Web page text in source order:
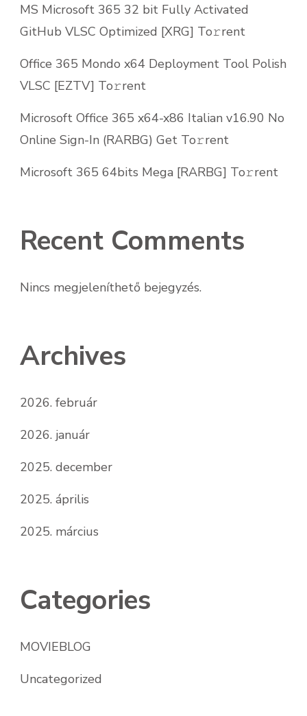
MS Microsoft 365 32 bit Fully Activated
GitHub VLSC Optimized [XRG] To𝚛rent
Office 365 Mondo x64 Deployment Tool Polish
VLSC [EZTV] To𝚛rent
Microsoft Office 365 x64-x86 Italian v16.90 No
Online Sign-In (RARBG) Get To𝚛rent
Microsoft 365 64bits Mega [RARBG] To𝚛rent
Recent Comments
Nincs megjeleníthető bejegyzés.
Archives
2026. február
2026. január
2025. december
2025. április
2025. március
Categories
MOVIEBLOG
Uncategorized